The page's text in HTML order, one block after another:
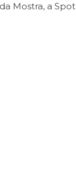
Mostra, a Spot